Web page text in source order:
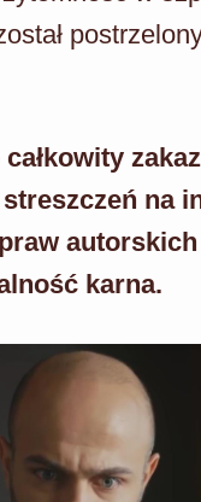
zakaz
na
karna.